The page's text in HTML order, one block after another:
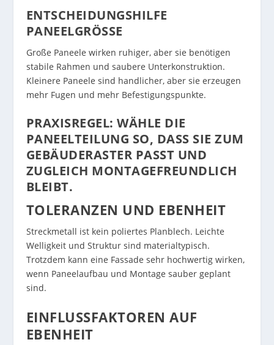
ENTSCHEIDUNGSHILFE
PANEELGRÖSSE
Große Paneele wirken ruhiger, aber sie benötigen
stabile Rahmen und saubere Unterkonstruktion.
Kleinere Paneele sind handlicher, aber sie erzeugen
mehr Fugen und mehr Befestigungspunkte.
PRAXISREGEL: WÄHLE DIE
PANEELTEILUNG SO, DASS SIE ZUM
GEBÄUDERASTER PASST UND
ZUGLEICH MONTAGEFREUNDLICH
BLEIBT.
TOLERANZEN UND EBENHEIT
Streckmetall ist kein poliertes Planblech. Leichte
Welligkeit und Struktur sind materialtypisch.
Trotzdem kann eine Fassade sehr hochwertig wirken,
wenn Paneelaufbau und Montage sauber geplant
sind.
EINFLUSSFAKTOREN AUF
EBENHEIT